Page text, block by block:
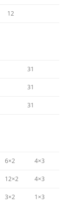
12
31
31
31
6×2 4×3
12×2 4×3
3×2 1×3